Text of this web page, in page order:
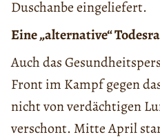
Duschanbe eingeliefert.
Eine „alternative“
Auch das
Front im Kampf gegen
nicht von verdächtigen
verschont. Mitte April